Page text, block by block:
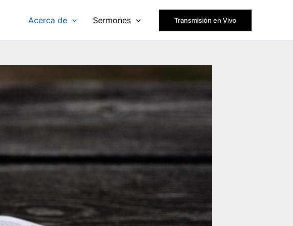
Acerca de Sermones Transmisión en Vivo